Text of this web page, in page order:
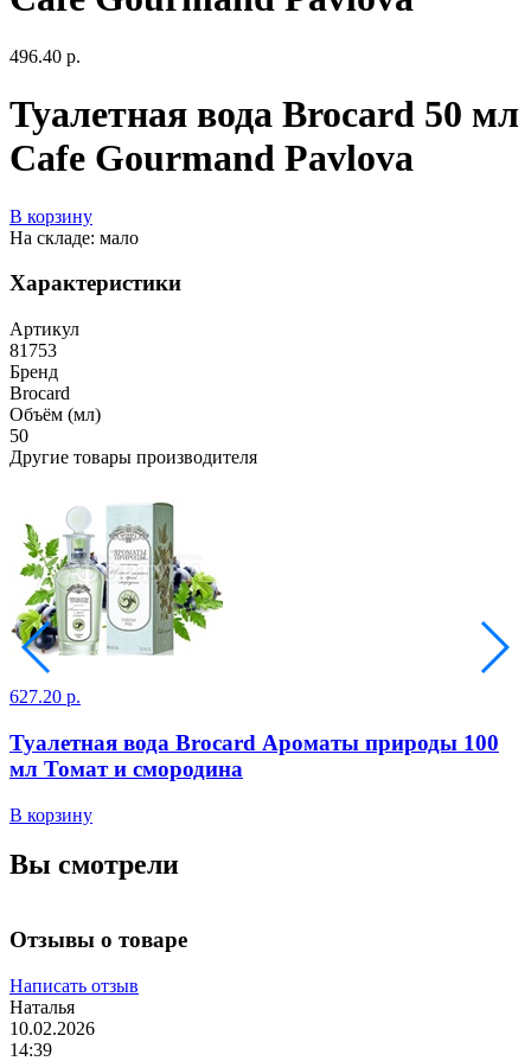
496.40 р.
Туалетная вода Brocard 50 мл
Cafe Gourmand Pavlova
В корзину
На складе: мало
Характеристики
Артикул
81753
Бренд
Brocard
Объём (мл)
50
Другие товары производителя
627.20 р.
Туалетная вода Brocard Ароматы природы 100
мл Томат и смородина
В корзину
Вы смотрели
Отзывы о товаре
Написать отзыв
Наталья
10.02.2026
14:39